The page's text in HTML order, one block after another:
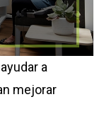
a
mejorar